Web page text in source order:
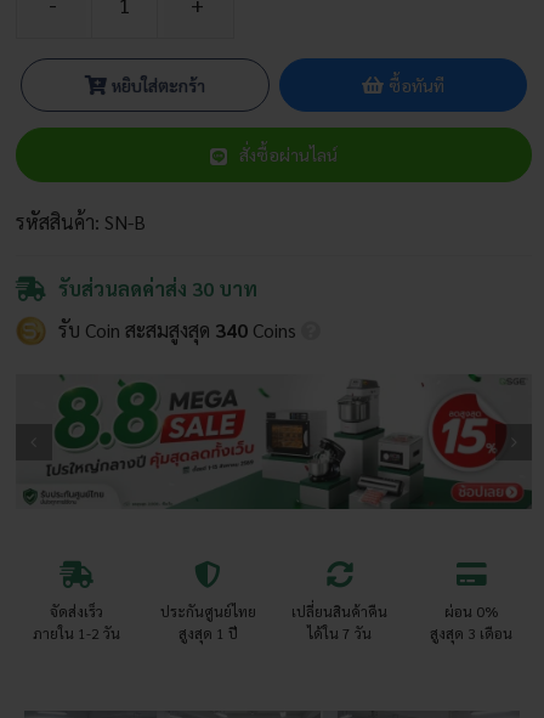
จำนวน
ส
กันแดด
หน้า
กว้าง
เมตร
หยิบใส่ตะกร้า ซื้อทันที
สั่งซื้อผ่านไลน์
รหัสสินค้า: SN-B
รับส่วนลดค่าส่ง 30 บาท
รับ Coin สะสมสูงสุด 340 Coins
จัดส่งเร็ว
ภายใน 1-2 วัน
ประกันศูนย์ไทย
สูงสุด 1 ปี
เปลี่ยนสินค้าคืน
ได้ใน 7 วัน
ผ่อน 0%
สูงสุด 3 เดือน